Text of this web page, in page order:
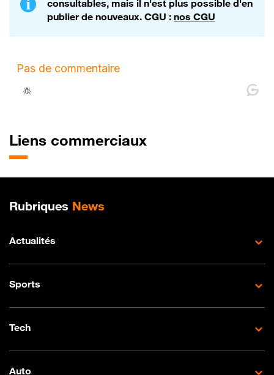
consultables, mais il n'est plus possible d'en
publier de nouveaux. CGU : nos CGU
Liens commerciaux
Plan de site
Rubriques News
Actualités
Sports
Tech
Auto